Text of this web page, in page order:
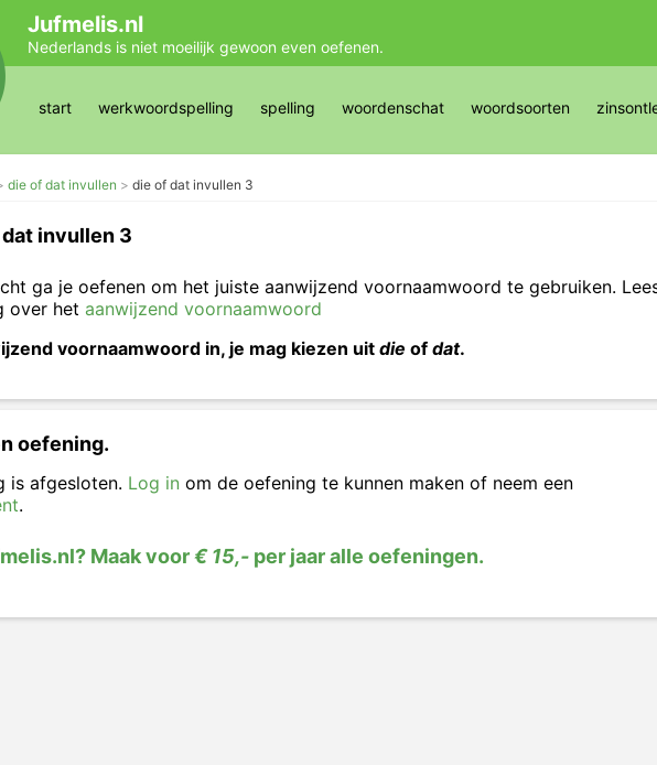
Jufmelis.nl
Nederlands is niet moeilijk gewoon even oefenen.
start werkwoordspelling spelling woordenschat woordsoorten
die of dat invullen die of dat invullen 3
invullen 3
ga je oefenen om het juiste aanwijzend voornaamwoord te gebruiken.
over het aanwijzend voornaamwoord
voornaamwoord in, je mag kiezen uit die of dat.
oefening.
is afgesloten. Log in om de oefening te kunnen maken of neem een
.
Maak voor€ 15,- per jaar alle oefeningen.